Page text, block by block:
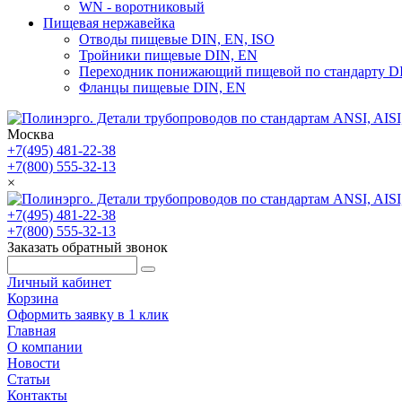
WN - воротниковый
Пищевая нержавейка
Отводы пищевые DIN, EN, ISO
Тройники пищевые DIN, EN
Переходник понижающий пищевой по стандарту
Фланцы пищевые DIN, EN
Москва
+7(495) 481-22-38
+7(800) 555-32-13
×
+7(495) 481-22-38
+7(800) 555-32-13
Заказать обратный звонок
Личный кабинет
Корзина
Оформить заявку в 1 клик
Главная
О компании
Новости
Статьи
Контакты